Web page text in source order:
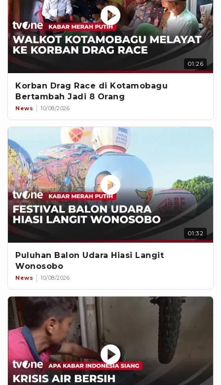
01:26
Korban Drag Race di Kotamobagu
Bertambah Jadi 8 Orang
News 10/08/2026
01:32
Puluhan Balon Udara Hiasi Langit
Wonosobo
News 10/08/2026